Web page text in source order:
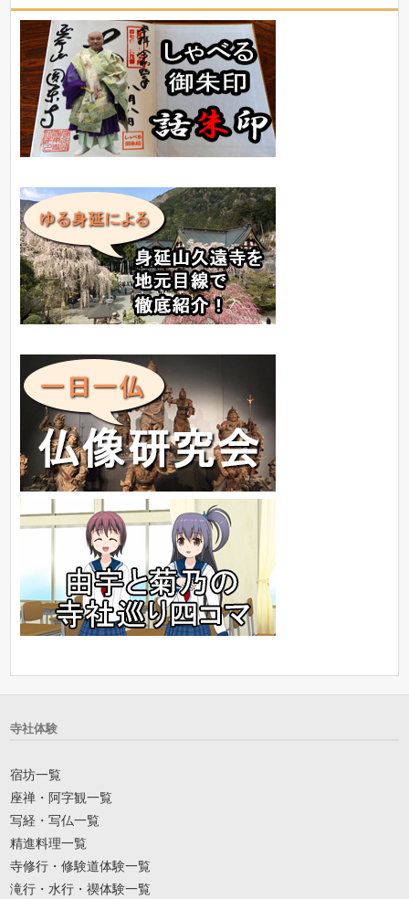
寺社体験
宿坊一覧
座禅・阿字観一覧
写経・写仏一覧
精進料理一覧
寺修行・修験道体験一覧
滝行・水行・禊体験一覧